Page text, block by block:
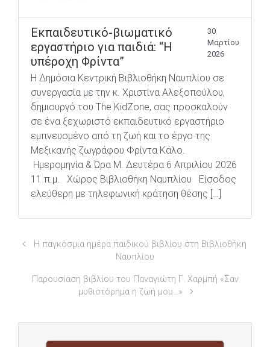
Εκπαιδευτικό-βιωματικό
εργαστήριο για παιδιά: “Η
υπέροχη Φρίντα”
30
Μαρτίου
2026
Η Δημόσια Κεντρική Βιβλιοθήκη Ναυπλίου σε
συνεργασία με την κ. Χριστίνα Αλεξοπούλου,
δημιουργό του The KidZone, σας προσκαλούν
σε ένα ξεχωριστό εκπαιδευτικό εργαστήριο
εμπνευσμένο από τη ζωή και το έργο της
Μεξικανής ζωγράφου Φρίντα Κάλο.
Ημερομηνία & Ώρα Μ. Δευτέρα 6 Απριλίου 2026
11 π.μ. Χώρος Βιβλιοθήκη Ναυπλίου Είσοδος
ελεύθερη με τηλεφωνική κράτηση θέσης […]
Η παγκόσμια ημέρα παιδικού βιβλίου στη Βιβλιοθήκη
Ναυπλίου
Παρουσίαση βιβλίου του Παναγιώτη Γ. Χαρμπή «Σαν
μυθιστόρημα η ζωή μου…»